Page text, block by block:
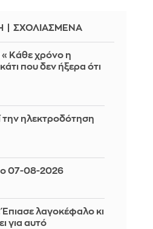
ΣΧΟΛΙΑΣΜΕΝΑ
«Κάθε χρόνο η
που δεν ήξερα ότι
την ηλεκτροδότηση
07-08-2026
Έπιασε λαγοκέφαλο κι
για αυτό